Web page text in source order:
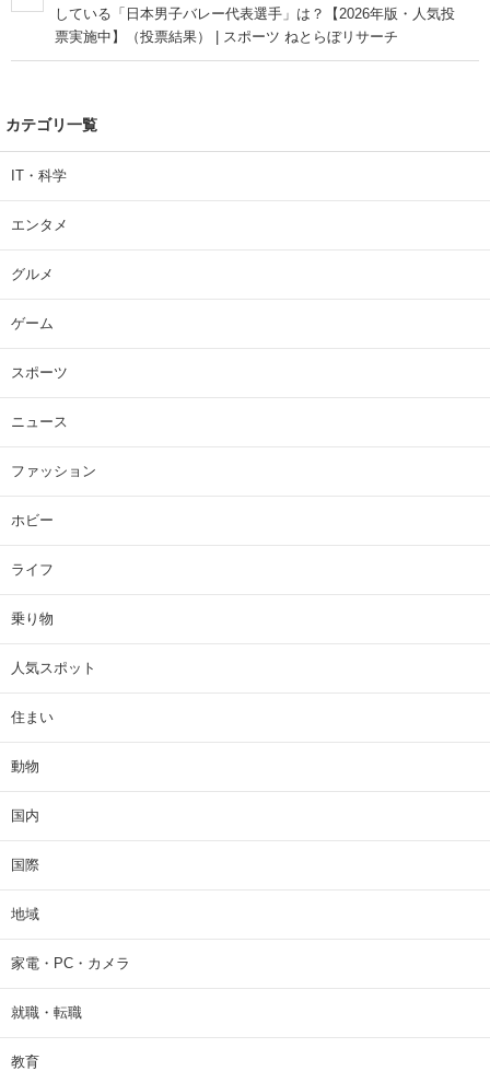
している「日本男子バレー代表選手」は？【2026年版・人気投
票実施中】（投票結果） | スポーツ ねとらぼリサーチ
カテゴリ一覧
IT・科学
エンタメ
グルメ
ゲーム
スポーツ
ニュース
ファッション
ホビー
ライフ
乗り物
人気スポット
住まい
動物
国内
国際
地域
家電・PC・カメラ
就職・転職
教育